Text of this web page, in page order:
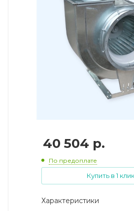
40 504 р.
По предоплате
Купить в 1 клик
Характеристики